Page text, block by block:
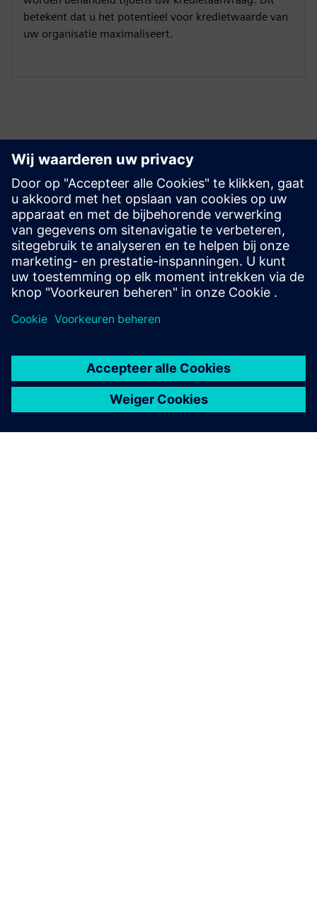
betekent dat u het potentieel voor kredietwaarde van
uw organisatie maximaliseert.
Ontdek bronnen en
gerelateerde producten
Aanvullende informatie en bronnen
Checklist voor documentatie voor Giraffe 30C